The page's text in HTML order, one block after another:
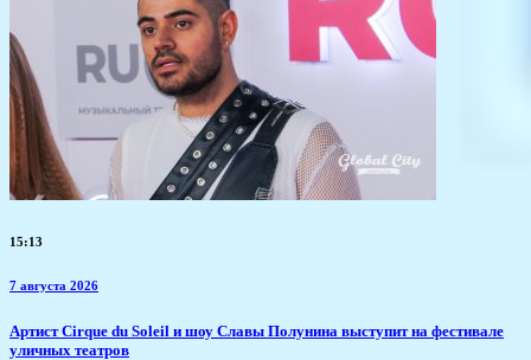
15:13
7 августа 2026
Артист Cirque du Soleil и шоу Славы Полунина выступит на фестивале
уличных театров